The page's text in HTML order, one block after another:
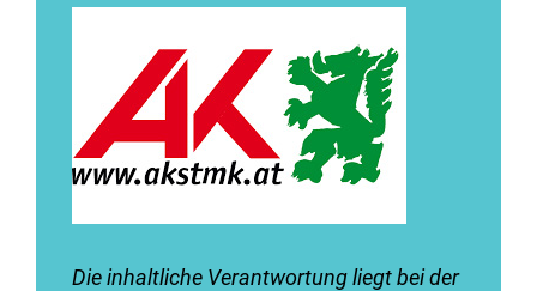
Die inhaltliche Verantwortung liegt bei der